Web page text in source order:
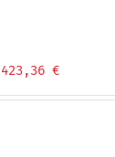
423,36 €